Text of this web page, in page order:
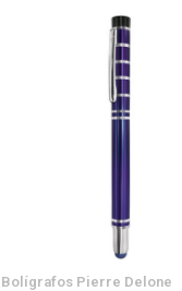
Bolígrafos Pierre Delone